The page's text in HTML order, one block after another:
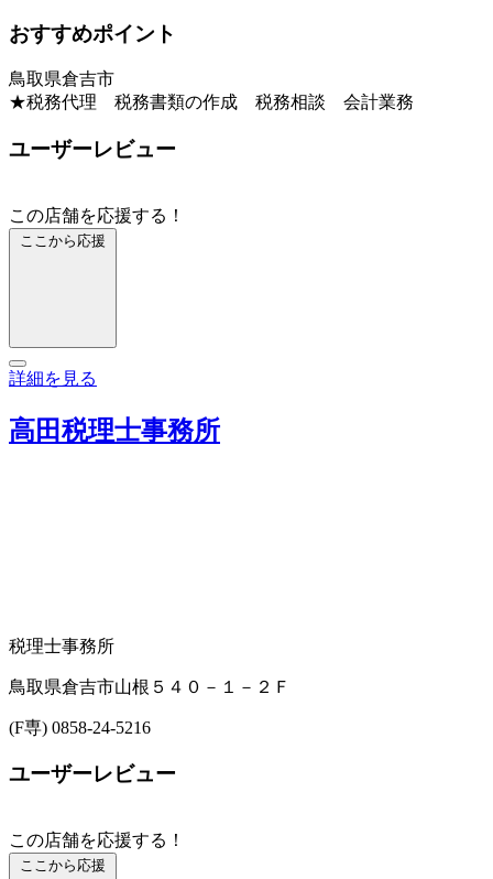
おすすめポイント
鳥取県倉吉市
★税務代理 税務書類の作成 税務相談 会計業務
ユーザーレビュー
この店舗を応援する！
ここから応援
詳細を見る
高田税理士事務所
税理士事務所
鳥取県倉吉市山根５４０－１－２Ｆ
(F専) 0858-24-5216
ユーザーレビュー
この店舗を応援する！
ここから応援